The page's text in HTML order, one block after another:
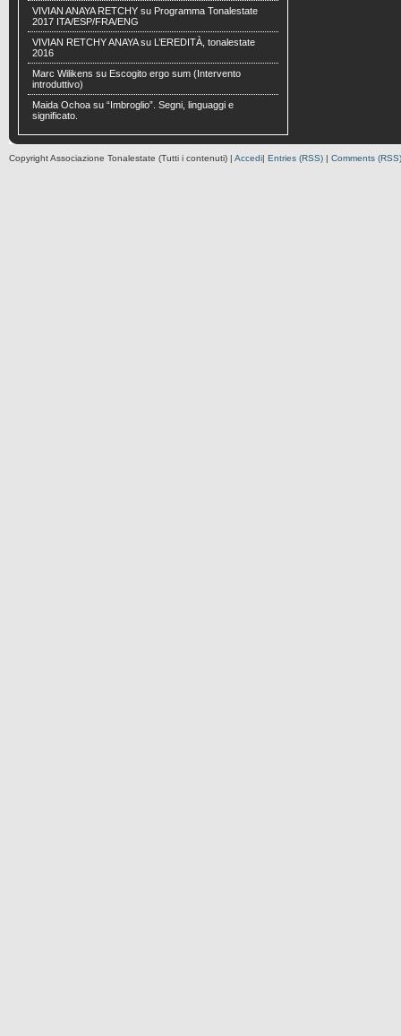
VIVIAN ANAYA RETCHY su Programma Tonalestate
2017 ITA/ESP/FRA/ENG
VIVIAN RETCHY ANAYAsu
L’EREDITÀ, tonalestate
2016
Marc Wilikens su Escogito ergo sum (Intervento
introduttivo)
Maida Ochoa su “Imbroglio”. Segni, linguaggi e
significato.
Copyright Associazione Tonalestate (Tutti i contenuti) | Accedi| Entries (RSS) | Comments (RSS)